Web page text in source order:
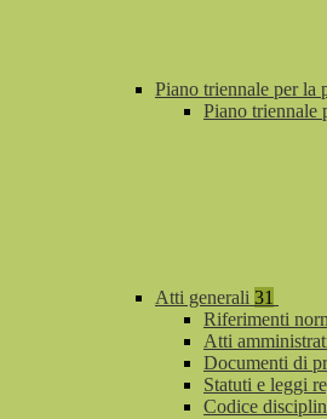
Piano triennale per la
Piano triennale
Atti generali 31
Riferimenti
Atti
Documenti di
Statuti e leggi
Codice